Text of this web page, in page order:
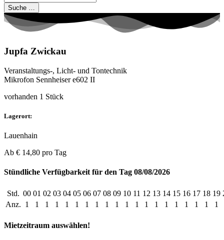
Suche …
Jupfa Zwickau
Veranstaltungs-, Licht- und Tontechnik
Mikrofon Sennheiser e602 II
vorhanden 1 Stück
Lagerort:
Lauenhain
Ab € 14,80 pro Tag
Stündliche Verfügbarkeit für den Tag 08/08/2026
Std. 00 01 02 03 04 05 06 07 08 09 10 11 12 13 14 15 16 17 18 19
Anz. 1 1 1 1 1 1 1 1 1 1 1 1 1 1 1 1 1 1 1 1
Mietzeitraum auswählen!